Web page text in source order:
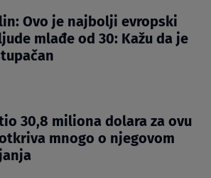
Ovo je najbolji evropski
mlađe od 30: Kažu da je
30,8 miliona dolara za ovu
mnogo o njegovom